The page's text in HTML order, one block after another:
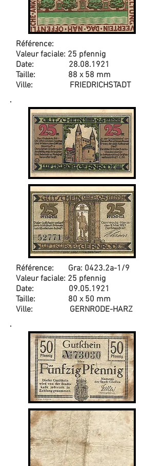
Référence:
Valeur faciale: 25 pfennig
Date: 28.08.1921
Taille: 88 x 58 mm
Ville: FRIEDRICHSTADT
Référence: Gra: 0423.2a-1/9
Valeur faciale: 25 pfennig
Date: 09.05.1921
Taille: 80 x 50 mm
Ville: GERNRODE-HARZ